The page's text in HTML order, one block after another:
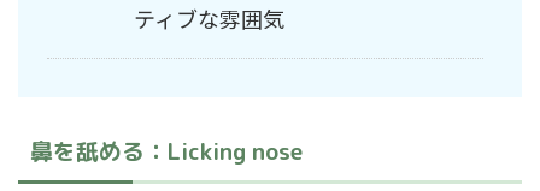
ティブな雰囲気
鼻を舐める：Licking nose